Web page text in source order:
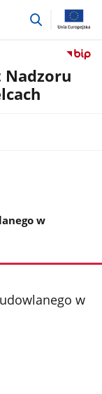
przejdź
w
w